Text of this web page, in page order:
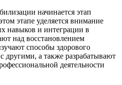
начинается этап
этапе уделяется внимание
навыков и интеграции в
над восстановлением
способы здорового
другими, а также разрабатывают
деятельности